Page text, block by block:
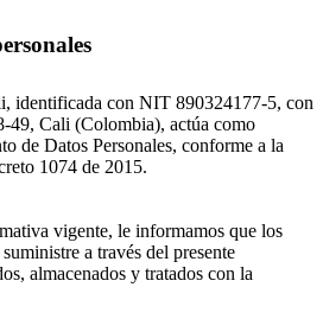
identificada con NIT 890324177-5, con
49, Cali (Colombia), actúa como
de Datos Personales, conforme a la
1074 de 2015.
vigente, le informamos que los
a través del presente
almacenados y tratados con la